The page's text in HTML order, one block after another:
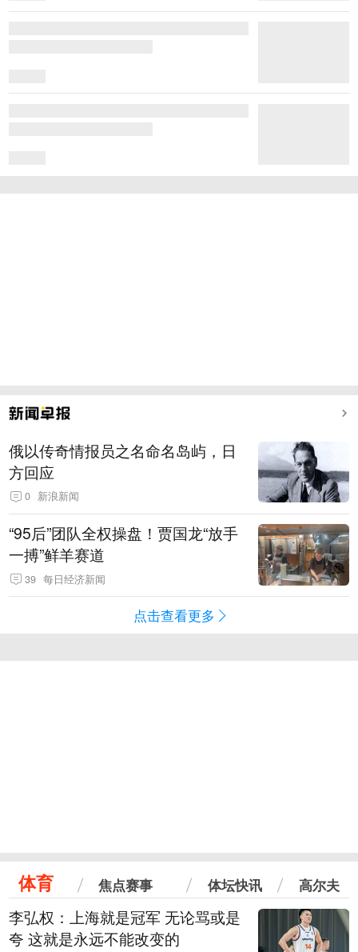
俄以传奇情报员之名命名岛屿，日
方回应
0 新浪新闻
“95后”团队全权操盘！贾国龙“放手
一搏”鲜羊赛道
39 每日经济新闻
点击查看更多
体育 焦点赛事 体坛快讯 高尔夫
李弘权：上海就是冠军 无论骂或是
夸 这就是永远不能改变的